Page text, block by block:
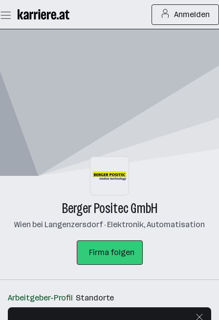
Seiteninhalt
springen
Anmelden
Berger Positec GmbH
Wien bei Langenzersdorf · Elektronik, Automatisation
Firma folgen
Arbeitgeber-Profil Standorte